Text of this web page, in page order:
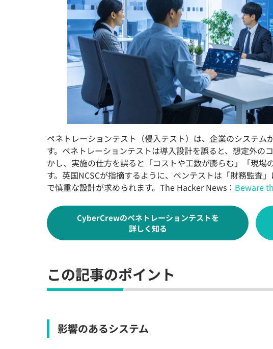
ペネトレーションテスト（侵入テスト）は、企業のシステ
す。ペネトレーションテストは導入設計を誤ると、想定外の
かし、実施の仕方を誤ると「コストや工数が膨らむ」「現
す。英国NCSCが指摘するように、ペンテストは「財務監査
で慎重な設計が求められます。The Hacker News： Beware
CyberCrewのペネトレーションテストを
詳しく知る
この記事のポイント
影響のあるシステム